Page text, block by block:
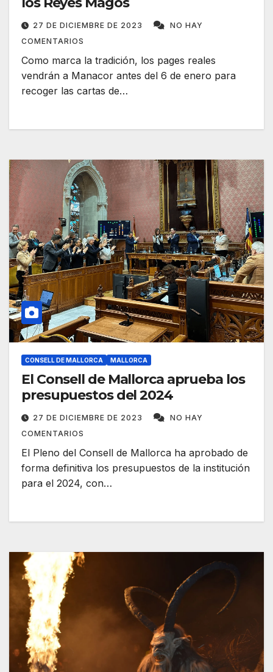
27 DE DICIEMBRE DE 2023
NO HAY
COMENTARIOS
Como marca la tradición, los pages reales
vendrán a Manacor antes del 6 de enero para
recoger las cartas de…
CONSELL DE MALLORCA MALLORCA
El Consell de Mallorca aprueba los
presupuestos del 2024
27 DE DICIEMBRE DE 2023
NO HAY
COMENTARIOS
El Pleno del Consell de Mallorca ha aprobado de
forma definitiva los presupuestos de la institución
para el 2024, con…